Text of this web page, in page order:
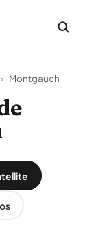
› Montgauch